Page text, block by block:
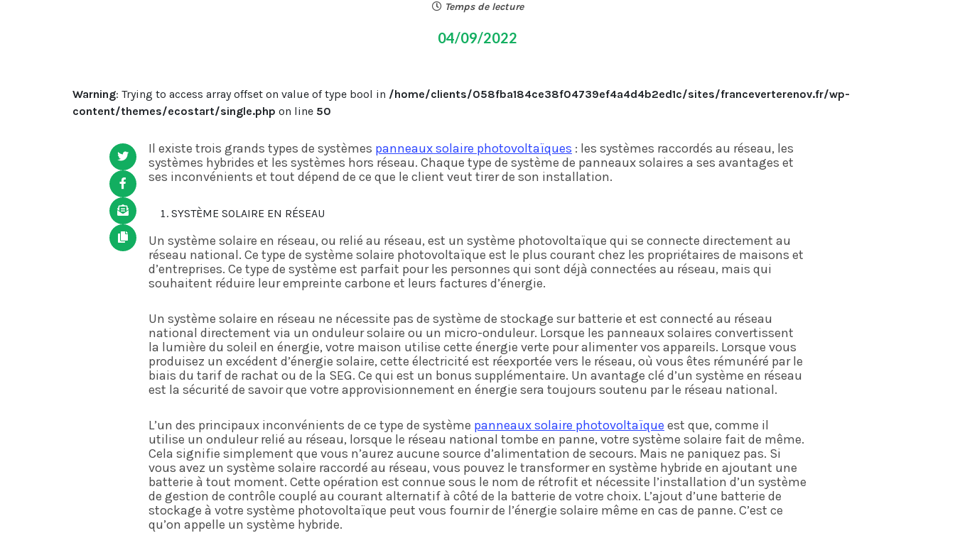
Temps de lecture
04/09/2022
Warning: Trying to access array offset on value of type bool in /home/clients/058fba184ce38f04739ef4a4d4b2ed1c/sites/franceverterenov.fr/wp-
content/themes/ecostart/single.php on line 50
Il existe trois grands types de systèmes panneaux solaire photovoltaïques : les systèmes raccordés au réseau, les
systèmes hybrides et les systèmes hors réseau. Chaque type de système de panneaux solaires a ses avantages et
ses inconvénients et tout dépend de ce que le client veut tirer de son installation.
SYSTÈME SOLAIRE EN RÉSEAU
Un système solaire en réseau, ou relié au réseau, est un système photovoltaïque qui se connecte directement au
réseau national. Ce type de système solaire photovoltaïque est le plus courant chez les propriétaires de maisons et
d’entreprises. Ce type de système est parfait pour les personnes qui sont déjà connectées au réseau, mais qui
souhaitent réduire leur empreinte carbone et leurs factures d’énergie.
Un système solaire en réseau ne nécessite pas de système de stockage sur batterie et est connecté au réseau
national directement via un onduleur solaire ou un micro-onduleur. Lorsque les panneaux solaires convertissent
la lumière du soleil en énergie, votre maison utilise cette énergie verte pour alimenter vos appareils. Lorsque vous
produisez un excédent d’énergie solaire, cette électricité est réexportée vers le réseau, où vous êtes rémunéré par le
biais du tarif de rachat ou de la SEG. Ce qui est un bonus supplémentaire. Un avantage clé d’un système en réseau
est la sécurité de savoir que votre approvisionnement en énergie sera toujours soutenu par le réseau national.
L’un des principaux inconvénients de ce type de système panneaux solaire photovoltaïque est que, comme il
utilise un onduleur relié au réseau, lorsque le réseau national tombe en panne, votre système solaire fait de même.
Cela signifie simplement que vous n’aurez aucune source d’alimentation de secours. Mais ne paniquez pas. Si
vous avez un système solaire raccordé au réseau, vous pouvez le transformer en système hybride en ajoutant une
batterie à tout moment. Cette opération est connue sous le nom de rétrofit et nécessite l’installation d’un système
de gestion de contrôle couplé au courant alternatif à côté de la batterie de votre choix. L’ajout d’une batterie de
stockage à votre système photovoltaïque peut vous fournir de l’énergie solaire même en cas de panne. C’est ce
qu’on appelle un système hybride.